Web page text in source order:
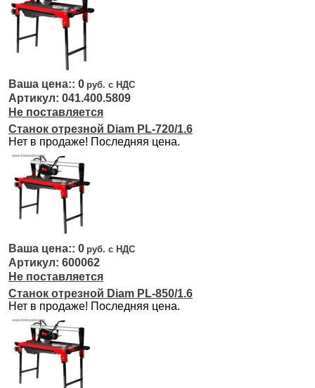
0
041.400.5809
Не поставляется
Станок отрезной Diam PL-720/1.6
Нет в продаже! Последняя цена.
0
600062
Не поставляется
Станок отрезной Diam PL-850/1.6
Нет в продаже! Последняя цена.